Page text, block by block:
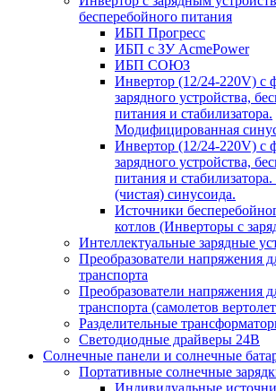
бесперебойного питания
ИБП Прогресс
ИБП с ЗУ AcmePower
ИБП СОЮЗ
Инвертор (12/24-220V) с
зарядного устройства,
питания и стабилизатора.
Модифицированная
Инвертор (12/24-220V) с
зарядного устройства,
питания и
(чистая) синусоида.
Источники
котлов (Инверторы с
Интеллектуальные зарядные
Преобразователи напряжения
транспорта
Преобразователи напряжения
транспорта (самолетов
Разделительные
Светодиодные драйверы 24В
Солнечные панели и солнечные
Портативные солнечные
Индивидуальные